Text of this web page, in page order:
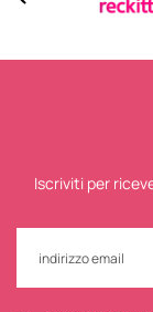
Iscriviti per